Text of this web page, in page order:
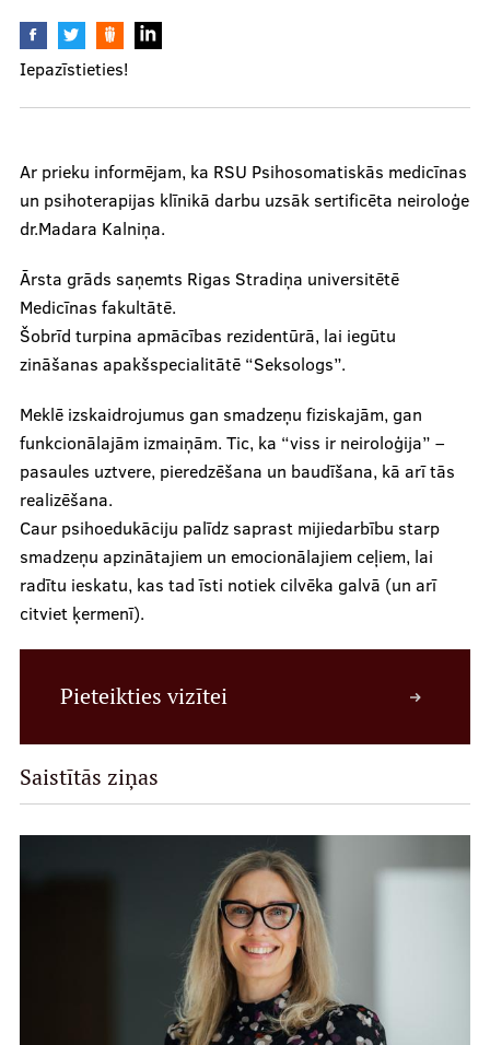
Mūsu komanda
Cenas
Apmācības un kursi
Klīnisko gadījumu apraksti
Kontakti
Iepazīstieties!
Ar prieku informējam, ka RSU Psihosomatiskās medicīnas
un psihoterapijas klīnikā darbu uzsāk sertificēta neiroloģe
dr.Madara Kalniņa.
Ārsta grāds saņemts Rigas Stradiņa universitētē
Medicīnas fakultātē.
Šobrīd turpina apmācības rezidentūrā, lai iegūtu
zināšanas apakšspecialitātē “Seksologs”.
Meklē izskaidrojumus gan smadzeņu fiziskajām, gan
funkcionālajām izmaiņām. Tic, ka “viss ir neiroloģija” –
pasaules uztvere, pieredzēšana un baudīšana, kā arī tās
realizēšana.
Caur psihoedukāciju palīdz saprast mijiedarbību starp
smadzeņu apzinātajiem un emocionālajiem ceļiem, lai
radītu ieskatu, kas tad īsti notiek cilvēka galvā (un arī
citviet ķermenī).
Pieteikties vizītei
Saistītās ziņas